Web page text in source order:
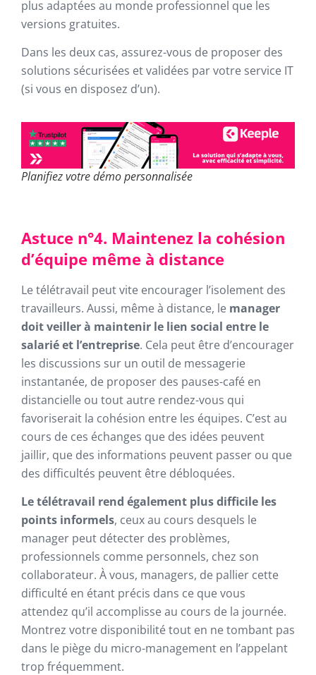
plus adaptées au monde professionnel que les
versions gratuites.
Dans les deux cas, assurez-vous de proposer des
solutions sécurisées et validées par votre service IT
(si vous en disposez d’un).
Planifiez votre démo personnalisée
Astuce n°4. Maintenez la cohésion
d’équipe même à distance
Le télétravail peut vite encourager l’isolement des
travailleurs. Aussi, même à distance, le manager
doit veiller à maintenir le lien social entre le
salarié et l’entreprise. Cela peut être d’encourager
les discussions sur un outil de messagerie
instantanée, de proposer des pauses-café en
distancielle ou tout autre rendez-vous qui
favoriserait la cohésion entre les équipes. C’est au
cours de ces échanges que des idées peuvent
jaillir, que des informations peuvent passer ou que
des difficultés peuvent être débloquées.
Le télétravail rend également plus difficile les
points informels, ceux au cours desquels le
manager peut détecter des problèmes,
professionnels comme personnels, chez son
collaborateur. À vous, managers, de pallier cette
difficulté en étant précis dans ce que vous
attendez qu’il accomplisse au cours de la journée.
Montrez votre disponibilité tout en ne tombant pas
dans le piège du micro-management en l’appelant
trop fréquemment.